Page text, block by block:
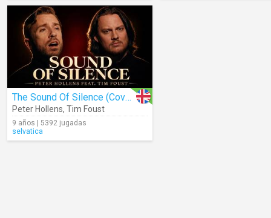
The Sound Of Silence (Cover)
Peter Hollens, Tim Foust
9 años | 5392 jugadas
selvatica